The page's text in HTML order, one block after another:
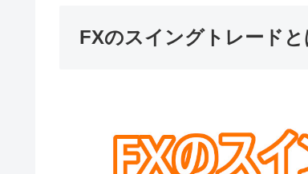
FXのスイングトレードと